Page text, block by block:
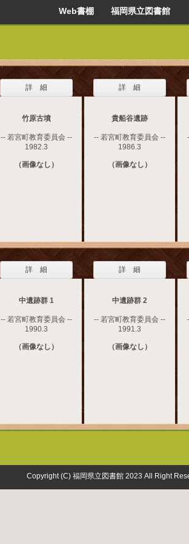
Web書棚 福岡県立図書館
詳 細
竹原古墳
-- 若宮町教育委員会 --
1982.3
（画像なし）
詳 細
貴船谷遺跡
-- 若宮町教育委員会 --
1986.3
（画像なし）
詳 細
中遺跡群 1
-- 若宮町教育委員会 --
1990.3
（画像なし）
詳 細
中遺跡群 2
-- 若宮町教育委員会 --
1991.3
（画像なし）
Copyright (C) 福岡県立図書館 2023 All Right